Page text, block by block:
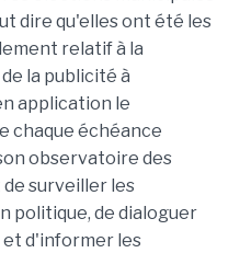
dire qu'elles ont été les
relatif à la
la publicité à
application le
chaque échéance
observatoire des
surveiller les
politique, de dialoguer
et d'informer les